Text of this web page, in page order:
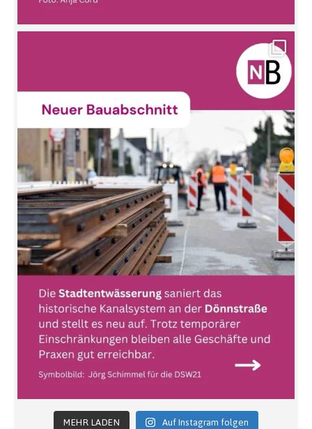
MEHR LADEN Auf Instagram folgen